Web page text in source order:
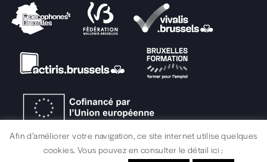
Cadeau
Faites découvrir l'Imag
à un·e ami·e et offrez-
J’offre un abonnement (5
J’offre le(s) numéro(s)
Vos coordonnées
Afin d’améliorer votre navigation, ce site internet utilise quelques
cookies. Vous pouvez en consulter le détail ici :